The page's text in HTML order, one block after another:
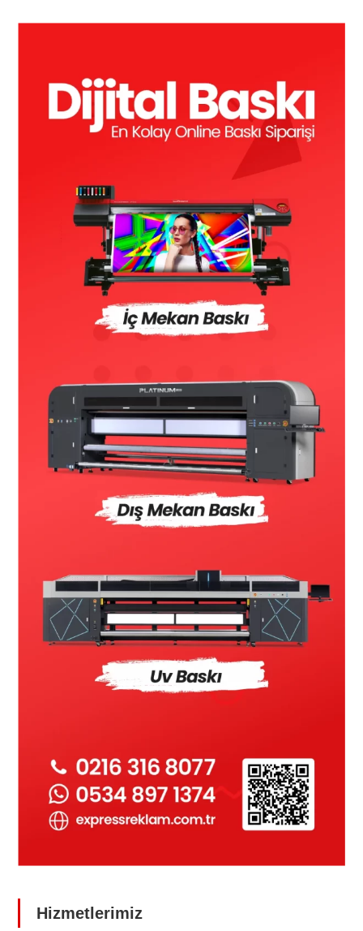
Hizmetlerimiz